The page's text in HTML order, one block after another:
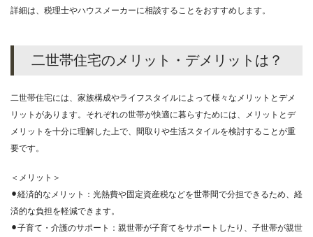
詳細は、税理士やハウスメーカーに相談することをおすすめします。
二世帯住宅のメリット・デメリットは？
二世帯住宅には、家族構成やライフスタイルによって様々なメリットとデメ
リットがあります。それぞれの世帯が快適に暮らすためには、メリットとデ
メリットを十分に理解した上で、間取りや生活スタイルを検討することが重
要です。
＜メリット＞
⚫︎経済的なメリット：光熱費や固定資産税などを世帯間で分担できるため、経
済的な負担を軽減できます。
⚫︎子育て・介護のサポート：親世帯が子育てをサポートしたり、子世帯が親世